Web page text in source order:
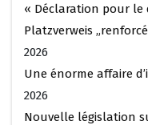
« Déclaration pour
Platzverweis
2026
Une énorme affaire
2026
Nouvelle législation